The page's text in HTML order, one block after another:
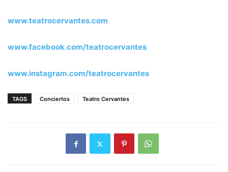
www.teatrocervantes.com
www.facebook.com/teatrocervantes
www.instagram.com/teatrocervantes
TAGS Conciertos Teatro Cervantes